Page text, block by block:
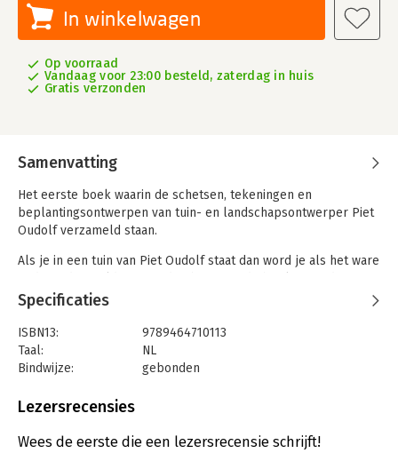
In winkelwagen
Op voorraad
Vandaag voor 23:00 besteld, zaterdag in huis
Gratis verzonden
Samenvatting
Het eerste boek waarin de schetsen, tekeningen en
beplantingsontwerpen van tuin- en landschapsontwerper Piet
Oudolf verzameld staan.
Als je in een tuin van Piet Oudolf staat dan word je als het ware
steeds weer fascineert en ontroert. Voor zijn projecten maakt
Oudolf schetsen en tekeningen die hij verwerkt in
beplantingsontwerpen, die tot nu toe slechts door een klein
aantal mensen konden worden bekeken. Dit schitterend
uitgevoerde boek neemt deze schetsen en ontwerptekeningen
inzichtelijk te maken.
Bekende en minder bekende projecten tonen zijn grote
plantenkennis en vermogen tot experimenteren en
Specificaties
ISBN13:
9789464710113
Taal:
NL
Bindwijze:
gebonden
Uitgever:
Verschijningsdatum:
27-3-2023
Lezersrecensies
Wees de eerste die een lezersrecensie schrijft!